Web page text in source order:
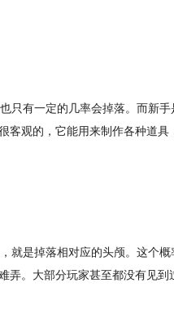
只有一定的几率会掉落。而新手
客观的，它能用来制作各种道具
就是掉落相对应的头颅。这个
弄。大部分玩家甚至都没有见到